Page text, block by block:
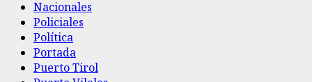
Nacionales
Policiales
Política
Portada
Puerto Tirol